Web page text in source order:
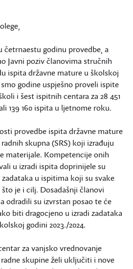
četrnaestu godinu provedbe, a
Javni poziv članovima stručnih
ispita državne mature u školskoj
smo godine uspješno proveli ispite
i šest ispitnih centara za 28 451
139 160 ispita u ljetnome roku.
provedbe ispita državne mature
skupna (SRS) koji izrađuju
materijale. Kompetencije onih
u izradi ispita doprinijele su
u ispitima koji su svake
je i cilj. Dosadašnji članovi
odradili su izvrstan posao te će
biti dragocjeno u izradi zadataka
godini 2023./2024.
za vanjsko vrednovanje
skupine želi uključiti i nove